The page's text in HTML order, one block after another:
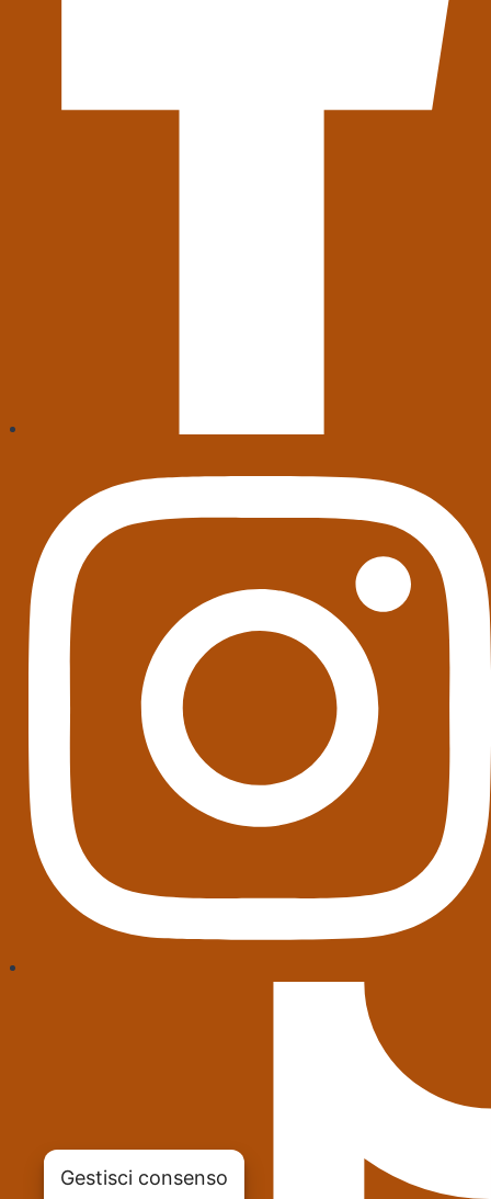
Gestisci consenso